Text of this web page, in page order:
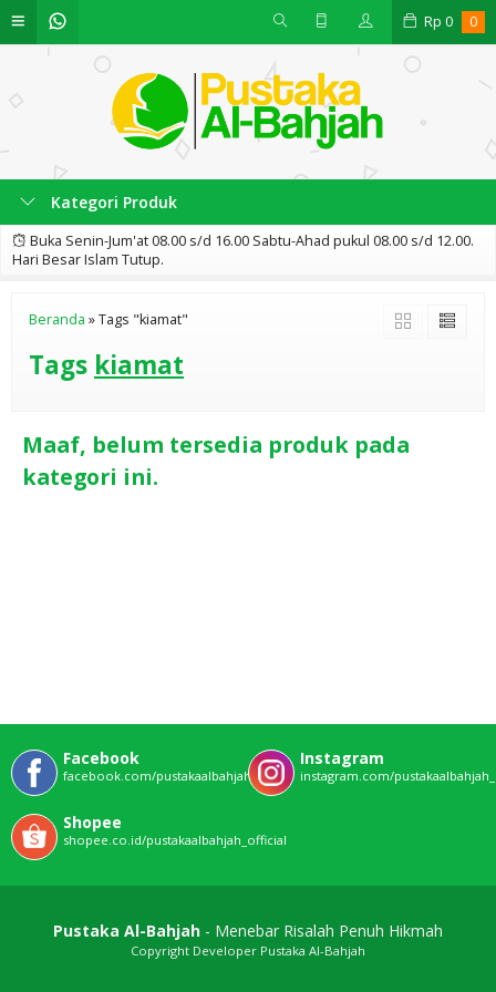
Rp 0 0
Kategori Produk
Buka Senin-Jum'at 08.00 s/d 16.00 Sabtu-Ahad pukul 08.00 s/d 12.00.
Hari Besar Islam Tutup.
Beranda »Tags "kiamat"
Tags kiamat
Maaf, belum tersedia produk pada
kategori ini.
Facebook
facebook.com/pustakaalbahjahofficial
Instagram
instagram.com/
Shopee
shopee.co.id/pustakaalbahjah_official
Pustaka Al-Bahjah - Menebar Risalah Penuh Hikmah
Copyright Developer Pustaka Al-Bahjah